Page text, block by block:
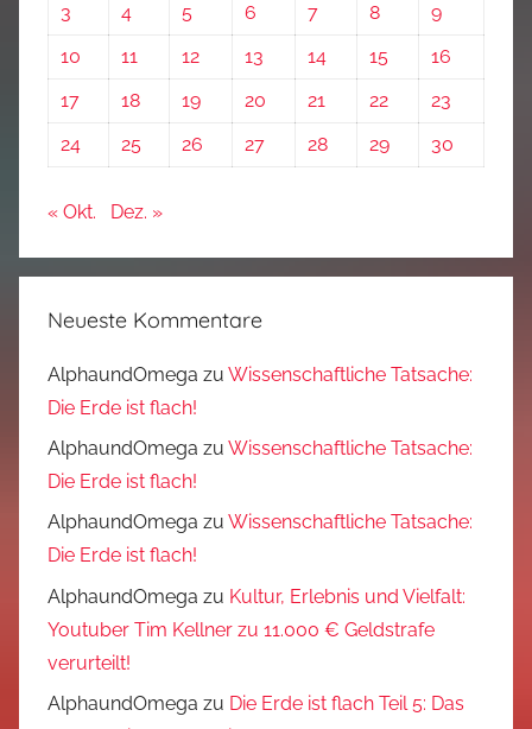
3
4 5 6 7 8
9
10
11 12 13 14 15
16
17
18 19 20 21 22
23
24
25 26 27 28 29 30
« Okt. Dez. »
Neueste Kommentare
AlphaundOmega zu Wissenschaftliche Tatsache:
Die Erde ist flach!
AlphaundOmega zu Wissenschaftliche Tatsache:
Die Erde ist flach!
AlphaundOmega zu Wissenschaftliche Tatsache:
Die Erde ist flach!
AlphaundOmega zu Kultur, Erlebnis und Vielfalt:
Youtuber Tim Kellner zu 11.000 € Geldstrafe
verurteilt!
AlphaundOmega zu Die Erde ist flach Teil 5: Das